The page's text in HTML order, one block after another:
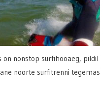
on nonstop surfihooaeg, pildil
noorte surfitrenni tegemas